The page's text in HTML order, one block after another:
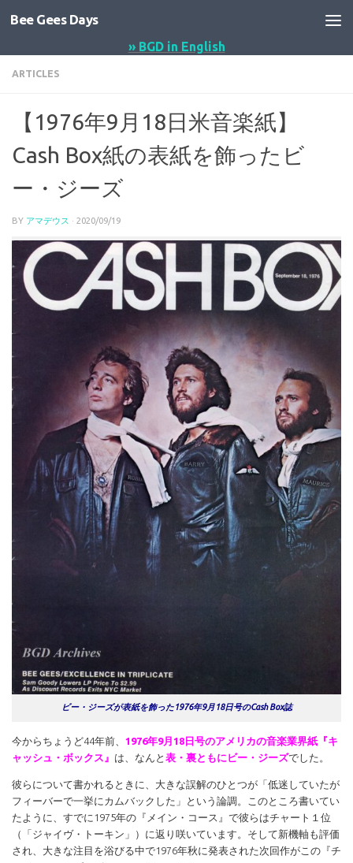
コンテンツへスキップ
Bee Gees Days
» BGD in English
ARTICLES
【1976年9月18日米音楽紙】
Cash Box紙の表紙を飾ったビ
ー・ジーズ
BY アマデウス · 2020/09/19
ビー・ジーズが表紙を飾った1976年9月18日号のCash Box誌
今からちょうど44年前、 1976年9月18日号のアメリカの音楽業界紙『キ
ャッシュ・ボックス』 は、なんと 表・裏ともにビー・ジーズでした。
彼らについて書かれるときに、大きな誤解のひとつが「低迷していたが
フィーバーで一挙にカムバックした」という論調。このところ書いてい
たように、すでに1975年の『メイン・コース』で彼らはチャート１位
（「ジャイヴ・トーキン」）に返り咲いています。そして新機軸も評価
され、大きな注目を浴びる中で1976年秋に発表された次回作がこの『チ